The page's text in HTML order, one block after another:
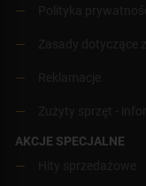
AKCJE SPECJALNE